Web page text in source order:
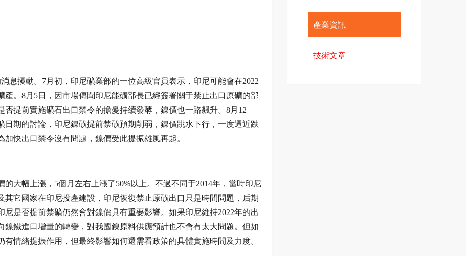
息擾動。7月初，印尼礦業部的一位高級官員表示，印尼可能會在2022
。8月5日，因市場傳聞印尼能礦部長已經簽署關于禁止出口原礦的部
提前實施礦石出口禁令的擔憂持續發酵，鎳價也一路飆升。8月12
日期的討論，印尼鎳礦提前禁礦預期削弱，鎳價跳水下行，一度逼近跌
快出口禁令沒有問題，鎳價受此提振雄風再起。
大幅上漲，5個月左右上漲了50%以上。不過不同于2014年，當時印尼
它國家在印尼投產建設，印尼恢復禁止原礦出口只是時間問題，后期
是否提前禁礦仍然會對鎳價具有重要影響。如果印尼維持2022年的出
鐵進口增量的轉變，對我國鎳原料供應預計也不會有太大問題。但如
情緒提振作用，但最終影響如何還需看政策的具體實施時間及力度。
產業資訊
技術文章